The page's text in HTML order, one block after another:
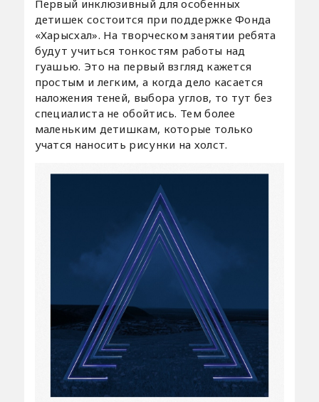
Первый инклюзивный для особенных
детишек состоится при поддержке Фонда
«Харысхал». На творческом занятии ребята
будут учиться тонкостям работы над
гуашью. Это на первый взгляд кажется
простым и легким, а когда дело касается
наложения теней, выбора углов, то тут без
специалиста не обойтись. Тем более
маленьким детишкам, которые только
учатся наносить рисунки на холст.